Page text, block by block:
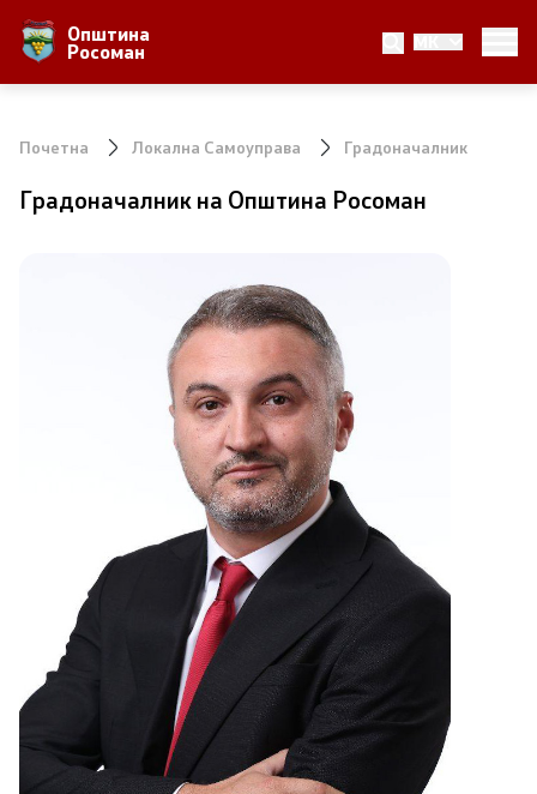
Општина
Росоман MK
За Општината
Природни Богатства
Локална Самоуправа
Совет на општината
ЈПКД Росоман - Росоман
ООУ Пере Тошев
ЈОУГД Праскичка
Почетна Локална Самоуправа Градоначалник
Градоначалник на Општина Росоман